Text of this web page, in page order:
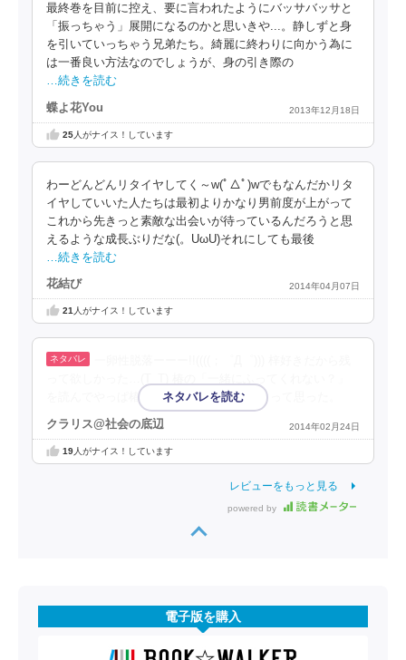
最終巻を目前に控え、要に言われたようにバッサバッサと
「振っちゃう」展開になるのかと思いきや...。静しずと身
を引いていっちゃう兄弟たち。綺麗に終わりに向かう為に
は一番良い方法なのでしょうが、身の引き際の
…続きを読む
蝶よ花You 2013年12月18日
25人がナイス！しています
わーどんどんリタイヤしてく～w(ﾟ△ﾟ)wでもなんだかリタ
イヤしていいた人たちは最初よりかなり男前度が上がって
これから先きっと素敵な出会いが待っているんだろうと思
えるような成長ぶりだな(。UωU)それにしても最後
…続きを読む
花結び 2014年04月07日
21 人がナイス！しています
を読んでやっぱ椿はお兄ちゃんなんだな～って思った。
クラリス@社会の底辺 2014年02月24日
19人がナイス！しています
レビューをもっと見る
powered by
電子版を購入